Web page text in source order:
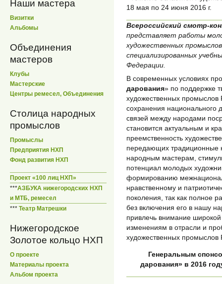
Наши мастера
Визитки
Альбомы
Объединения
мастеров
Клубы
Мастерские
Центры ремесел, Объединения
Столица народных
промыслов
Промыслы
Предприятия НХП
Фонд развития НХП
Проект «100 лиц НХП»
***АЗБУКА нижегородских НХП
и МТБ, ремесел
*** Театр Матрешки
Нижегородское
Золотое кольцо НХП
О проекте
Материалы проекта
Альбом проекта
18 мая по 24 июня 2016 г.
Всероссийский смотр-
представляет работы
художественных
специализированных
Федерации.
В современных условиях
дарования» по поддержке
художественных промыслов
сохранения национального
связей между народами
становится актуальным и
преемственность
передающих традиционные
народным мастерам,
потенциал молодых
формированию
нравственному и
поколения, так как полное
без включения его в нашу
привлечь внимание
изменениям в отрасли и
художественных промыслов
Генеральным
дарования» в 2016